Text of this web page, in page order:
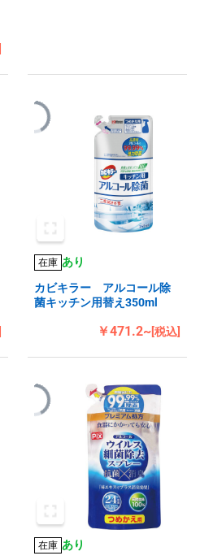
在庫 あり
カビキラー アルコール除
菌キッチン用替え350ml
￥471.2~[税込]
在庫 あり